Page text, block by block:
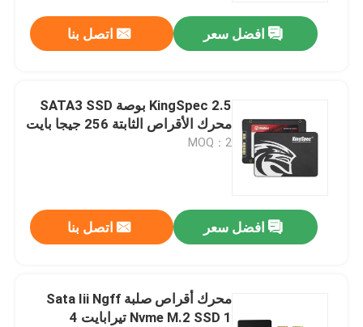
أشرطة فيديو
معلومات عنا
افضل سعر اتصل بنا
KingSpec 2.5 بوصة SATA3 SSD
محرك الأقراص الثابتة 256 جيجا بايت
MOQ：2
افضل سعر اتصل بنا
محرك أقراص صلبة Sata Iii Ngff
Nvme M.2 SSD 1 تيرابايت 4